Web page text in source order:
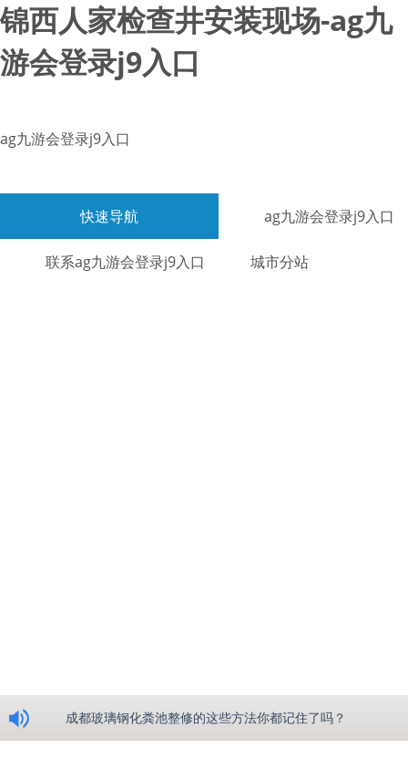
锦西人家检查井安装现场-ag九
游会登录j9入口
ag九游会登录j9入口
快速导航 ag九游会登录j9入口
联系ag九游会登录j9入口 城市分站
成都玻璃钢化粪池整修的这些方法你都记住了吗？